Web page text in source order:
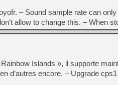
– Sound sample rate can
allow to change this. – When
Islands », il supporte
d’autres encore. – Upgrade